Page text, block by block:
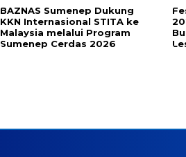
BAZNAS Sumenep Dukung
KKN Internasional STITA ke
Malaysia melalui Program
Sumenep Cerdas 2026